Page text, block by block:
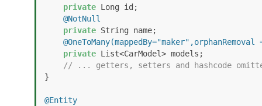
private Long id;
@NotNull
private String name;
private List<CarModel> models;
// ... getters, setters and hashcode
}
@Entity